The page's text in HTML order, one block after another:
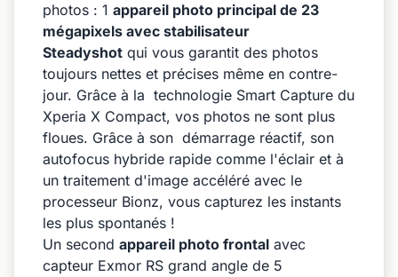
photos : 1 appareil photo principal de 23
mégapixels avec stabilisateur
Steadyshot qui vous garantit des photos
toujours nettes et précises même en contre-
jour. Grâce à la technologie Smart Capture du
Xperia X Compact, vos photos ne sont plus
floues. Grâce à son démarrage réactif, son
autofocus hybride rapide comme l'éclair et à
un traitement d'image accéléré avec le
processeur Bionz, vous capturez les instants
les plus spontanés !
Un second appareil photo frontal avec
capteur Exmor RS grand angle de 5